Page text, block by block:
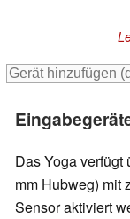
Das Yoga verfügt
mm Hubweg) mit
Sensor aktiviert